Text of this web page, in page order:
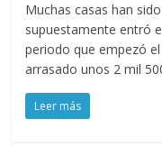
Muchas casas han
supuestamente entró
periodo que empezó
arrasado unos 2 mil
Leer más